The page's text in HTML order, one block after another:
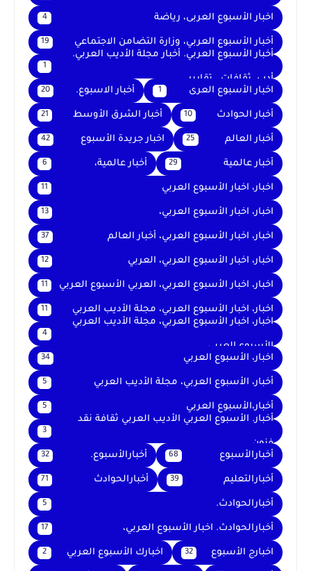
اخبار الأسبوع العربى، رياضة 4
أخبار الأسبوع العربي، وزارة التضامن الاجتماعي 19
أخبار الأسبوع العربي. أخبار مجلة الأديب العربي.
أدب. ثقافات . تقارير .
1
اخبار الأسبوع العرى 1 أخبار الاسبوع. 20
أخبار الحوادث 10 أخبار الشرق الأوسط 21
أخبار العالم 25 اخبار جريدة الأسبوع 42
أخبار عالمية 29 أخبار عالمية، 6
اخبار، اخبار الأسبوع العربي 11
اخبار، اخبار الأسبوع العربي، 13
اخبار، اخبار الأسبوع العربي، أخبار العالم 37
اخبار، اخبار الأسبوع العربي، العربي 12
اخبار، اخبار الأسبوع العربي، العربي الأسبوع العربي 11
اخبار، اخبار الأسبوع العربي، مجلة الأديب العربي 11
اخبار، اخبار الأسبوع العربي، مجلة الأديب العربي
الأسبوع العربي
4
اخبار، الأسبوع العربي 34
أخبار، الأسبوع العربي، مجلة الأديب العربي 5
أخبار،الأسبوع العربي 5
أخبار. الأسبوع العربي الأديب العربي ثقافة نقد
فنون
3
أخبارالأسبوع 68 أخبارالأسبوع. 32
أخبارالتعليم 39 أخبارالحوادث 71
أخبارالحوادث. 5
أخبارالحوادث. اخبار الأسبوع العربي، 17
اخبارج الأسبوع 32 اخبارك الأسبوع العربي 2